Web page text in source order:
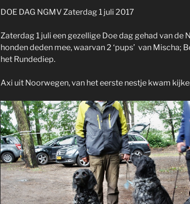
DOE DAG NGMV Zaterdag 1 juli 2017
Zaterdag 1 juli een gezellige Doe dag gehad van de
honden deden mee, waarvan 2 ‘pups’ van Mischa;
het Rundediep.
Axi uit Noorwegen, van het eerste nestje kwam